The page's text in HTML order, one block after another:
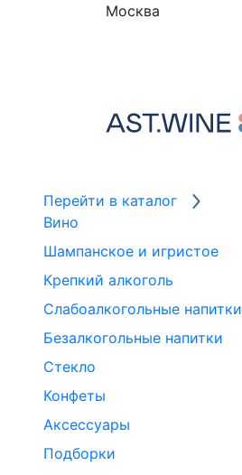
Москва
Перейти в каталог
Вино
Шампанское и игристое
Крепкий алкоголь
Слабоалкогольные напитки
Безалкогольные напитки
Стекло
Конфеты
Аксессуары
Подборки